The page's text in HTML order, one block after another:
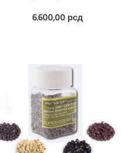
6.600,00 рсд